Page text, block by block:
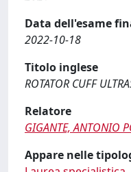
Data dell'esame
2022-10-18
Titolo inglese
ROTATOR CUFF
Relatore
GIGANTE, ANTONIO
Appare nelle